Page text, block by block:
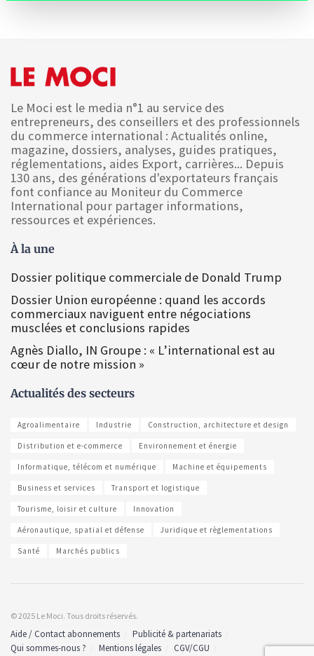
Le Moci est le media n°1 au service des
entrepreneurs, des conseillers et des professionnels
du commerce international : Actualités online,
magazine, dossiers, analyses, guides pratiques,
réglementations, aides Export, carrières... Depuis
130 ans, des générations d'exportateurs français
font confiance au Moniteur du Commerce
International pour partager informations,
ressources et expériences.
À la une
Dossier politique commerciale de Donald Trump
Dossier Union européenne : quand les accords
commerciaux naviguent entre négociations
musclées et conclusions rapides
Agnès Diallo, IN Groupe : « L’international est au
cœur de notre mission »
Actualités des secteurs
Agroalimentaire Industrie Construction, architecture et design
Distribution et e-commerce Environnement et énergie
Informatique, télécom et numérique Machine et équipements
Business et services Transport et logistique
Tourisme, loisir et culture Innovation
Aéronautique, spatial et défense Juridique et règlementations
Santé Marchés publics
© 2025 Le Moci. Tous droits réservés.
Aide / Contact abonnements
Publicité & partenariats
Qui sommes-nous ?
Mentions légales CGV/CGU